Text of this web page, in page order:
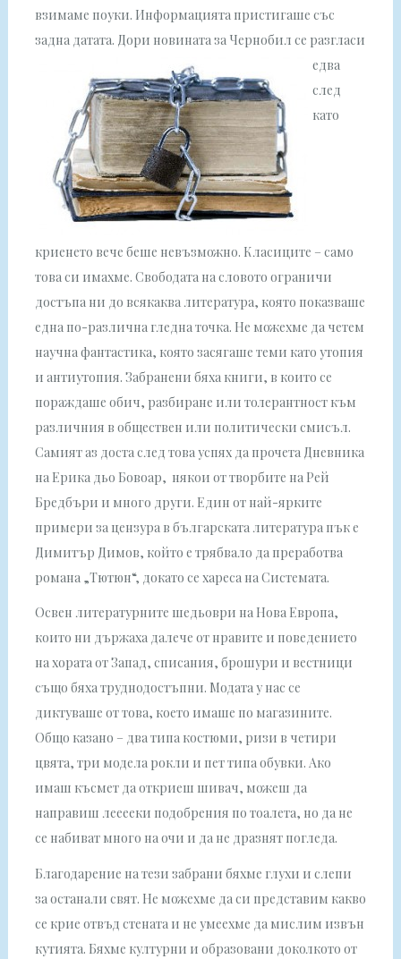
взимаме поуки. Информацията пристигаше със
задна датата. Дори новината за Чернобил се разгласи
едва
след
като
криенето вече беше невъзможно. Класиците – само
това си имахме. Свободата на словото ограничи
достъпа ни до всякаква литература, която показваше
една по-различна гледна точка. Не можехме да четем
научна фантастика, която засягаше теми като утопия
и антиутопия. Забранени бяха книги, в които се
пораждаше обич, разбиране или толерантност към
различния в обществен или политически смисъл.
Самият аз доста след това успях да прочета Дневника
на Ерика дьо Бовоар, някои от творбите на Рей
Бредбъри и много други. Един от най-ярките
примери за цензура в българската литература пък е
Димитър Димов, който е трябвало да преработва
романа „Тютюн“, докато се хареса на Системата.
Освен литературните шедьоври на Нова Европа,
които ни държаха далече от нравите и поведението
на хората от Запад, списания, брошури и вестници
също бяха труднодостъпни. Модата у нас се
диктуваше от това, което имаше по магазините.
Общо казано – два типа костюми, ризи в четири
цвята, три модела рокли и пет типа обувки. Ако
имаш късмет да откриеш шивач, можеш да
направиш лееееки подобрения по тоалета, но да не
се набиват много на очи и да не дразнят погледа.
Благодарение на тези забрани бяхме глухи и слепи
за останали свят. Не можехме да си представим какво
се крие отвъд стената и не умеехме да мислим извън
кутията. Бяхме културни и образовани доколкото от